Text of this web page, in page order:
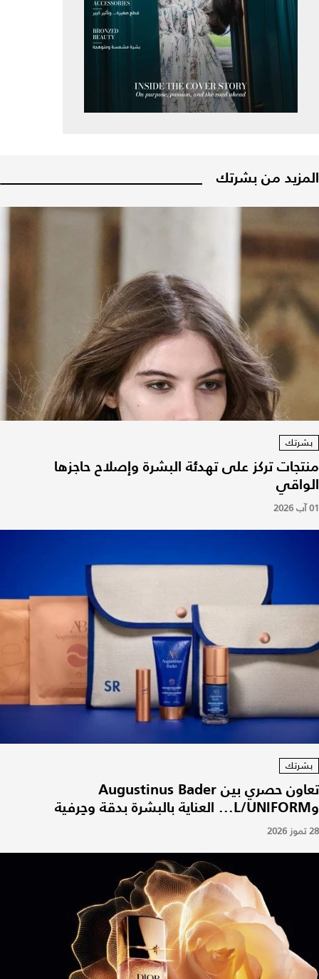
المزيد من بشرتك
بشرتك
منتجات تركز على تهدئة البشرة وإصلاح حاجزها
الواقي
01 آب 2026
بشرتك
تعاون حصري بين Augustinus Bader
وL/UNIFORM... العناية بالبشرة بدقة وحِرفية
28 تموز 2026